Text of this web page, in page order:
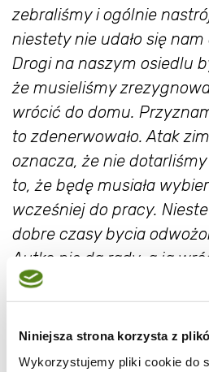
Niniejsza strona korzysta z
Wykorzystujemy pliki cookie do
zebraliśmy i ogólnie
niestety nie udało się
Drogi na naszym osiedlu
że musieliśmy
wrócić do domu.
to zdenerwowało. Atak
oznacza, że nie
to, że będę musiała
wcześniej do pracy.
dobre czasy bycia
Autko nie da rady, a ja
4:30.
Postanowiłam sobie
słodkim, w związku z tym
najnowszą książkę